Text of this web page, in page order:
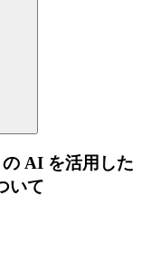
AI を活用した
いて